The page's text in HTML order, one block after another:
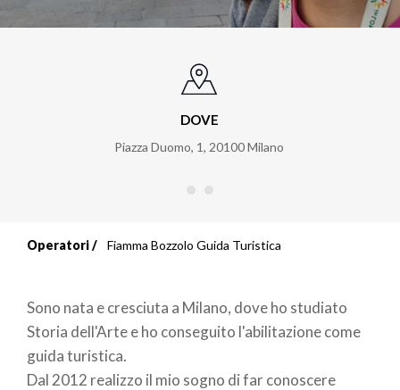
DOVE
Piazza Duomo, 1, 20100Milano
Briciole
di
pane
Operatori Fiamma Bozzolo Guida Turistica
Sono nata e cresciuta a Milano, dove ho studiato
Storia dell'Arte e ho conseguito l'abilitazione come
guida turistica.
Dal 2012 realizzo il mio sogno di far conoscere